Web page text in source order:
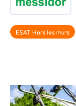
ESAT Hors les murs